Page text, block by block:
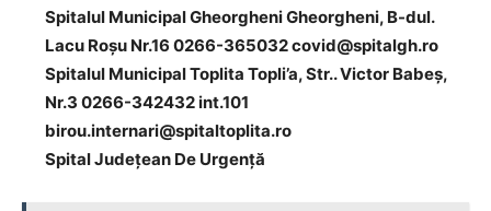
Spitalul Municipal Gheorgheni Gheorgheni, B-dul.
Lacu Roșu Nr.16 0266-365032covid@spitalgh.ro
Spitalul Municipal Toplita Topli’a, Str.. Victor Babeș,
Nr.3 0266-342432 int.101
birou.internari@spitaltoplita.ro
Spital Județean De Urgență